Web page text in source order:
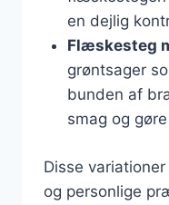
en dejlig
Flæskesteg
grøntsager
bunden af
smag og
Disse
og personlige